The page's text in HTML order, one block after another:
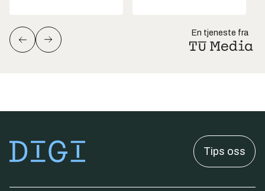
En tjeneste fra
Tips oss